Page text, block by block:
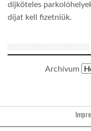
díjköteles
díjat kell fizetniük.
Archívum